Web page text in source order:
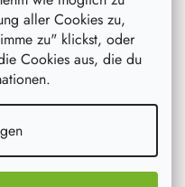
aller Cookies zu,
zu" klickst, oder
Cookies aus, die du
beraten